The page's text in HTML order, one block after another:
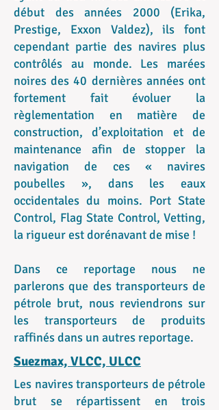
début des années 2000 (Erika,
Prestige, Exxon Valdez), ils font
cependant partie des navires plus
contrôlés au monde. Les marées
noires des 40 dernières années ont
fortement fait évoluer la
règlementation en matière de
construction, d’exploitation et de
maintenance afin de stopper la
navigation de ces « navires
poubelles », dans les eaux
occidentales du moins. Port State
Control, Flag State Control, Vetting,
la rigueur est dorénavant de mise !
Dans ce reportage nous ne
parlerons que des transporteurs de
pétrole brut, nous reviendrons sur
les transporteurs de produits
raffinés dans un autres reportage.
Suezmax, VLCC, ULCC
Les navires transporteurs de pétrole
brut se répartissent en trois